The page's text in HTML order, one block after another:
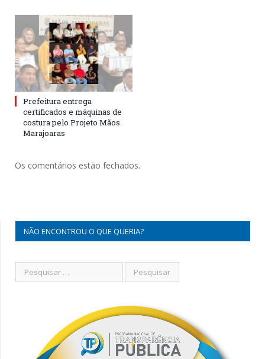
Prefeitura entrega
certificados e máquinas de
costura pelo Projeto Mãos
Marajoaras
Os comentários estão fechados.
NÃO ENCONTROU O QUE QUERIA?